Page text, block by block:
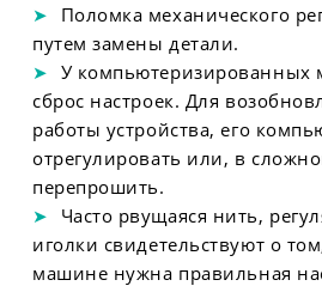
Поломка механического
путем замены детали.
У компьютеризированных
сброс настроек. Для
работы устройства, его
отрегулировать или, в
перепрошить.
Часто рвущаяся нить,
иголки свидетельствуют о
машине нужна правильная